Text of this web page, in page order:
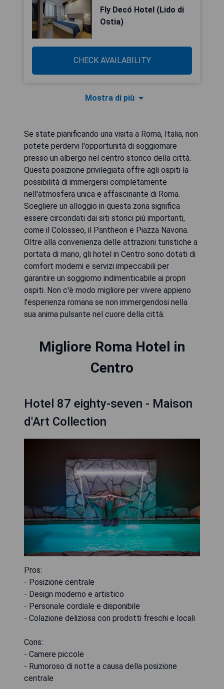
Fly Decó Hotel (Lido di
Ostia)
CHECK AVAILABILITY
Mostra di più
Se state pianificando una visita a Roma, Italia, non
potete perdervi l'opportunità di soggiornare
presso un albergo nel centro storico della città.
Questa posizione privilegiata offre agli ospiti la
possibilità di immergersi completamente
nell'atmosfera unica e affascinante di Roma.
Scegliere un alloggio in questa zona significa
essere circondati dai siti storici più importanti,
come il Colosseo, il Pantheon e Piazza Navona.
Oltre alla convenienza delle attrazioni turistiche a
portata di mano, gli hotel in Centro sono dotati di
comfort moderni e servizi impeccabili per
garantire un soggiorno indimenticabile ai propri
ospiti. Non c'è modo migliore per vivere appieno
l'esperienza romana se non immergendosi nella
sua anima pulsante nel cuore della città.
Migliore Roma Hotel in
Centro
Hotel 87 eighty-seven - Maison
d'Art Collection
Pros:
- Posizione centrale
- Design moderno e artistico
- Personale cordiale e disponibile
- Colazione deliziosa con prodotti freschi e locali
Cons:
- Camere piccole
- Rumoroso di notte a causa della posizione
centrale